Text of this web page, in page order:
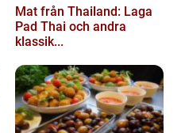
Mat från Thailand: Laga
Pad Thai och andra
klassik...